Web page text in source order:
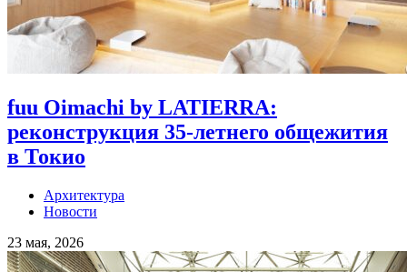
fuu Oimachi by LATIERRA:
реконструкция 35-летнего общежития
в Токио
Архитектура
Новости
23 мая, 2026